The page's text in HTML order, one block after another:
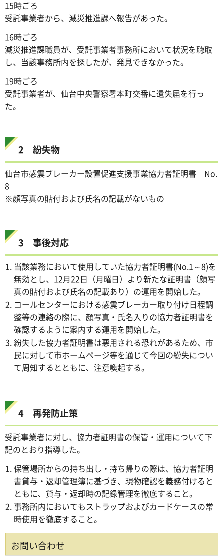
15時ごろ
受託事業者から、減災推進課へ報告があった。
16時ごろ
減災推進課職員が、受託事業者事務所において状況を聴取
し、当該事務所内を探したが、発見できなかった。
19時ごろ
受託事業者が、仙台中央警察署本町交番に遺失届を行っ
た。
2 紛失物
仙台市感震ブレーカー設置促進支援事業協力者証明書 No.
8
※顔写真の貼付および氏名の記載がないもの
3 事後対応
当該業務において使用していた協力者証明書(No.1～8)を
無効とし、12月22日（月曜日）より新たな証明書（顔写
真の貼付および氏名の記載あり）の運用を開始した。
コールセンターにおける感震ブレーカー取り付け日程調
整等の連絡の際に、顔写真・氏名入りの協力者証明書を
確認するように案内する運用を開始した。
紛失した協力者証明書は悪用される恐れがあるため、市
民に対して市ホームページ等を通じて今回の紛失につい
て周知するとともに、注意喚起する。
4 再発防止策
受託事業者に対し、協力者証明書の保管・運用について下
記のとおり指導した。
保管場所からの持ち出し・持ち帰りの際は、協力者証明
書貸与・返却管理簿に基づき、現物確認を義務付けると
ともに、貸与・返却時の記録管理を徹底すること。
事務所内においてもストラップおよびカードケースの常
時使用を徹底すること。
お問い合わせ